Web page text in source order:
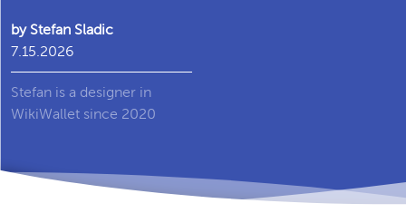
by Stefan Sladic
7.15.2026
Stefan is a designer in
WikiWallet since 2020